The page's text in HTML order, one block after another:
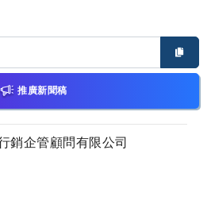
推廣新聞稿
銷企管顧問有限公司